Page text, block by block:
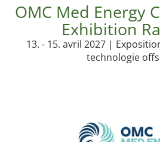
OMC Med Energy
Exhibition
13. - 15. avril 2027 |
technologie